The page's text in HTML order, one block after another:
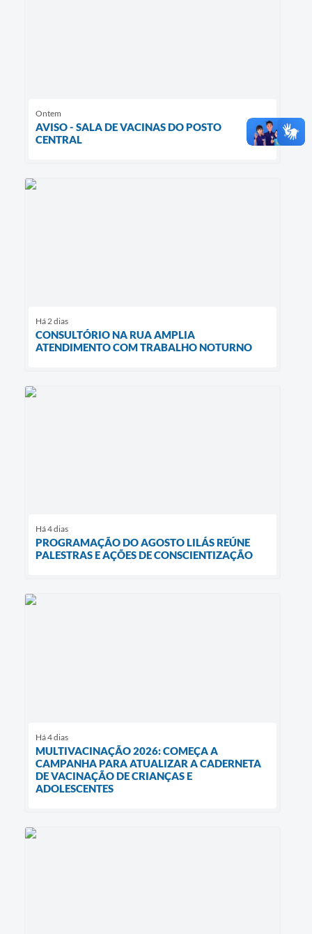
Ontem
AVISO - SALA DE VACINAS DO POSTO
CENTRAL
Há 2 dias
CONSULTÓRIO NA RUA AMPLIA
ATENDIMENTO COM TRABALHO NOTURNO
Há 4 dias
PROGRAMAÇÃO DO AGOSTO LILÁS REÚNE
PALESTRAS E AÇÕES DE CONSCIENTIZAÇÃO
Há 4 dias
MULTIVACINAÇÃO 2026: COMEÇA A
CAMPANHA PARA ATUALIZAR A CADERNETA
DE VACINAÇÃO DE CRIANÇAS E
ADOLESCENTES